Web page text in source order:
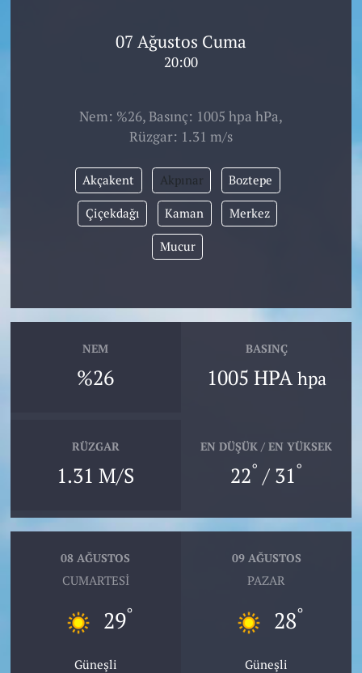
07 Ağustos Cuma
20:00
Nem: %26, Basınç: 1005 hpa hPa,
Rüzgar: 1.31 m/s
Akçakent Akpınar Boztepe
Çiçekdağı Kaman Merkez
Mucur
NEM
%26
BASINÇ
1005 HPA hpa
RÜZGAR
1.31 M/S
EN DÜŞÜK / EN YÜKSEK
22° / 31°
08 AĞUSTOS
CUMARTESI
29°
Güneşli
09 AĞUSTOS
PAZAR
28°
Güneşli